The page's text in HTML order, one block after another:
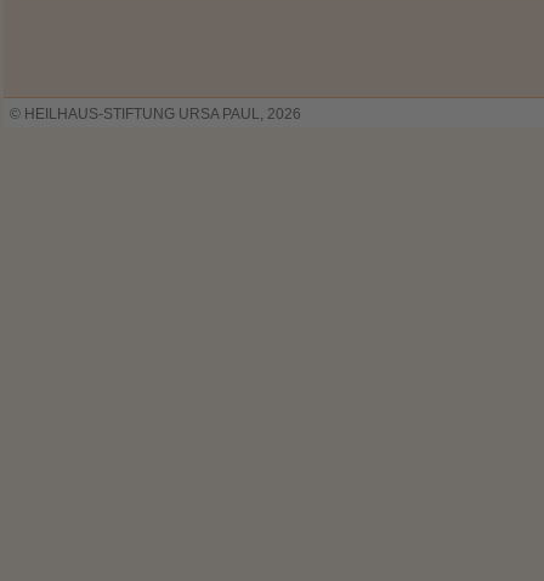
© HEILHAUS-STIFTUNG URSA PAUL, 2026